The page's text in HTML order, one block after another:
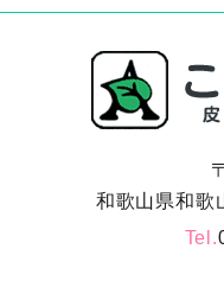
和歌山県和歌
Tel.